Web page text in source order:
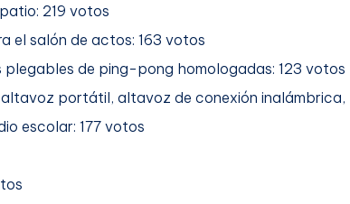
219 votos
el salón de actos: 163 votos
de ping-pong homologadas: 123 votos
portátil, altavoz de conexión inalámbrica,
escolar: 177 votos